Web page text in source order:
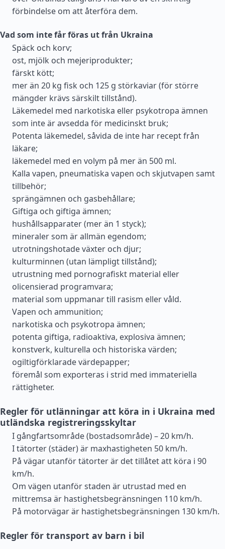
förbindelse om att återföra dem.
Vad som inte får föras ut från Ukraina
Späck och korv;
ost, mjölk och mejeriprodukter;
färskt kött;
mer än 20 kg fisk och 125 g störkaviar (för större
mängder krävs särskilt tillstånd).
Läkemedel med narkotiska eller psykotropa ämnen
som inte är avsedda för medicinskt bruk;
Potenta läkemedel, såvida de inte har recept från
läkare;
läkemedel med en volym på mer än 500 ml.
Kalla vapen, pneumatiska vapen och skjutvapen samt
tillbehör;
sprängämnen och gasbehållare;
Giftiga och giftiga ämnen;
hushållsapparater (mer än 1 styck);
mineraler som är allmän egendom;
utrotningshotade växter och djur;
kulturminnen (utan lämpligt tillstånd);
utrustning med pornografiskt material eller
olicensierad programvara;
material som uppmanar till rasism eller våld.
Vapen och ammunition;
narkotiska och psykotropa ämnen;
potenta giftiga, radioaktiva, explosiva ämnen;
konstverk, kulturella och historiska värden;
ogiltigförklarade värdepapper;
föremål som exporteras i strid med immateriella
rättigheter.
Regler för utlänningar att köra in i Ukraina med
utländska registreringsskyltar
I gångfartsområde (bostadsområde) – 20 km/h.
I tätorter (städer) är maxhastigheten 50 km/h.
På vägar utanför tätorter är det tillåtet att köra i 90
km/h.
Om vägen utanför staden är utrustad med en
mittremsa är hastighetsbegränsningen 110 km/h.
På motorvägar är hastighetsbegränsningen 130 km/h.
Regler för transport av barn i bil